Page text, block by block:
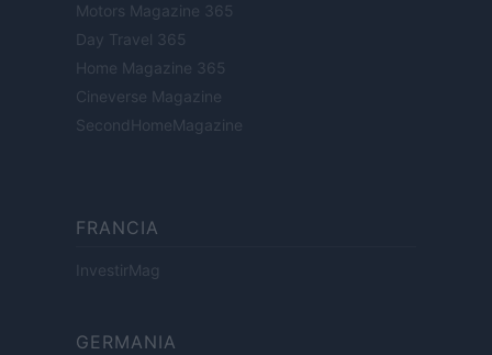
Motors Magazine 365
Day Travel 365
Home Magazine 365
Cineverse Magazine
SecondHomeMagazine
FRANCIA
InvestirMag
GERMANIA